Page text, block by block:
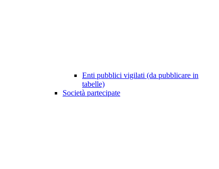
Enti pubblici vigilati (da pubblicare in
tabelle)
Società partecipate